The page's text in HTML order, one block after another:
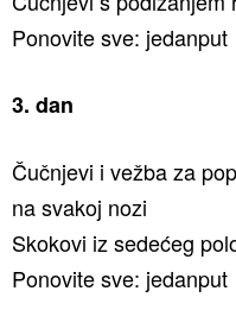
Ponovite sve: jedanput
3. dan
Čučnjevi i vežba za
na svakoj nozi
Skokovi iz sedećeg
Ponovite sve: jedanput